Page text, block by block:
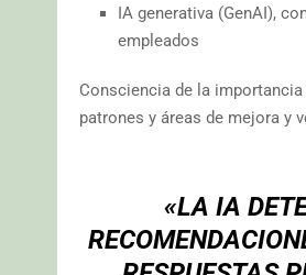
IA generativa (GenAI),
empleados
Consciencia de la
patrones y áreas de mejora y
«LA IA